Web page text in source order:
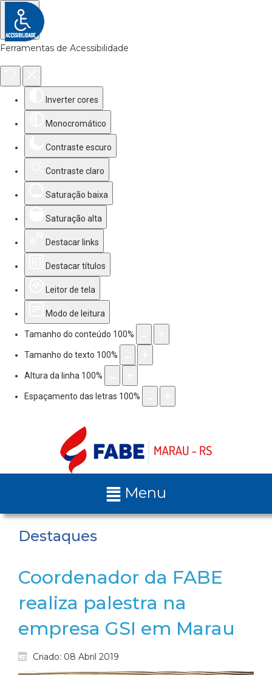
Ferramentas de Acessibilidade
Inverter cores
Monocromático
Contraste escuro
Contraste claro
Saturação baixa
Saturação alta
Destacar links
Destacar títulos
Leitor de tela
Modo de leitura
Tamanho do conteúdo 100%
Tamanho do texto 100%
Altura da linha 100%
Espaçamento das letras 100%
Menu
Destaques
Coordenador da FABE
realiza palestra na
empresa GSI em Marau
Criado: 08 Abril 2019